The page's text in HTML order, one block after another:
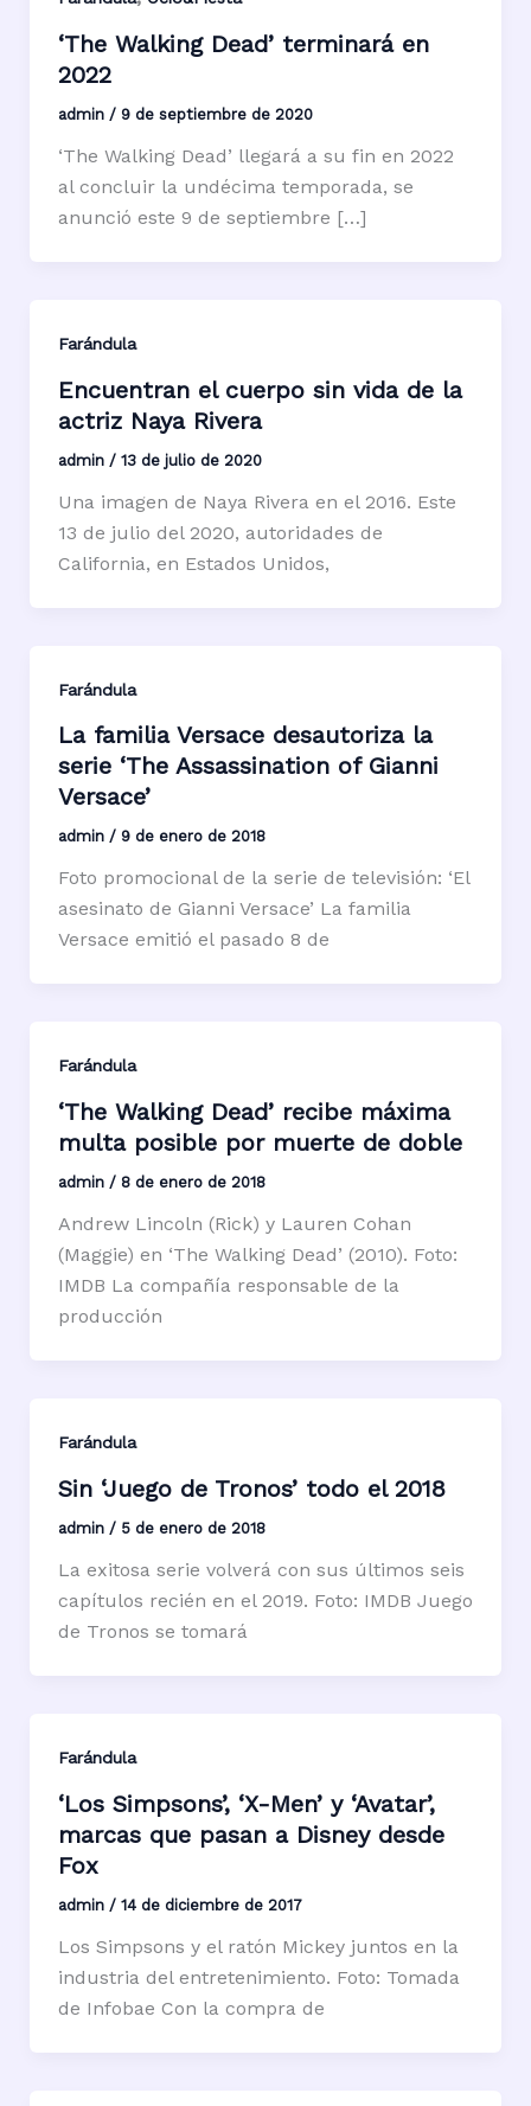
‘The Walking Dead’ terminará en
2022
admin / 9 de septiembre de 2020
‘The Walking Dead’ llegará a su fin en 2022
al concluir la undécima temporada, se
anunció este 9 de septiembre […]
Farándula
Encuentran el cuerpo sin vida de la
actriz Naya Rivera
admin / 13 de julio de 2020
Una imagen de Naya Rivera en el 2016. Este
13 de julio del 2020, autoridades de
California, en Estados Unidos,
Farándula
La familia Versace desautoriza la
serie ‘The Assassination of Gianni
Versace’
admin / 9 de enero de 2018
Foto promocional de la serie de televisión: ‘El
asesinato de Gianni Versace’ La familia
Versace emitió el pasado 8 de
Farándula
‘The Walking Dead’ recibe máxima
multa posible por muerte de doble
admin / 8 de enero de 2018
Andrew Lincoln (Rick) y Lauren Cohan
(Maggie) en ‘The Walking Dead’ (2010). Foto:
IMDB La compañía responsable de la
producción
Farándula
Sin ‘Juego de Tronos’ todo el 2018
admin / 5 de enero de 2018
La exitosa serie volverá con sus últimos seis
capítulos recién en el 2019. Foto: IMDB Juego
de Tronos se tomará
Farándula
‘Los Simpsons’, ‘X-Men’ y ‘Avatar’,
marcas que pasan a Disney desde
Fox
admin / 14 de diciembre de 2017
Los Simpsons y el ratón Mickey juntos en la
industria del entretenimiento. Foto: Tomada
de Infobae Con la compra de